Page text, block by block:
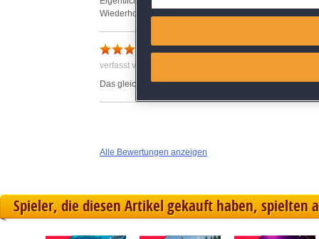
Wiederholung des letzten Mosaic Spiels.
verfasst von Anonym am 07.02.2015 um 17:00
Das gleiche Prinzip wie Mosaic Galore, nur andere
Alle Bewertungen anzeigen
Spieler, die diesen Artikel gekauft haben, spielten